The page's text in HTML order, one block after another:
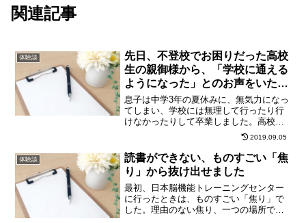
関連記事
体験談
先日、不登校でお困りだった高校
生の親御様から、「学校に通える
ようになった」とのお声をいただ
きました！
息子は中学3年の夏休みに、無気力になっ
てしまい、学校には無理して行ったり行
けなかったりして卒業しました。高校に
入学して、気温の変化で又、学校に行け
なくなり、ブレイン・シンメトリーと出
会いました。先生は、よく話を聞いて下
さりセッションを受ける...
2019.09.05
体験談
読書ができない、ものすごい「焦
り」から抜け出せました
最初、日本脳機能トレーニングセンター
に行ったときは、ものすごい「焦り」で
した。理由のない焦り、一つの場所で落